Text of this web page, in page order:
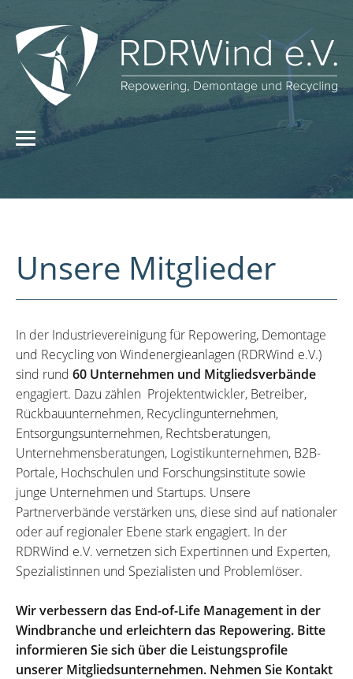
Unsere Mitglieder
In der Industrievereinigung für Repowering, Demontage
und Recycling von Windenergieanlagen (RDRWind e.V.)
sind rund 60 Unternehmen und Mitgliedsverbände
engagiert. Dazu zählen Projektentwickler, Betreiber,
Rückbauunternehmen, Recyclingunternehmen,
Entsorgungsunternehmen, Rechtsberatungen,
Unternehmensberatungen, Logistikunternehmen, B2B-
Portale, Hochschulen und Forschungsinstitute sowie
junge Unternehmen und Startups. Unsere
Partnerverbände verstärken uns, diese sind auf nationaler
oder auf regionaler Ebene stark engagiert. In der
RDRWind e.V. vernetzen sich Expertinnen und Experten,
Spezialistinnen und Spezialisten und Problemlöser.
Wir verbessern das End-of-Life Management in der
Windbranche und erleichtern das Repowering. Bitte
informieren Sie sich über die Leistungsprofile
unserer Mitgliedsunternehmen. Nehmen Sie Kontakt